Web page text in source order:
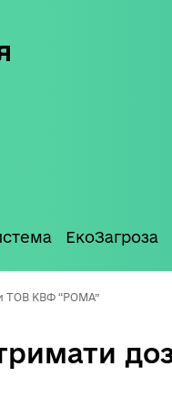
ЕкоЗагроза
ТОВ КВФ “РОМА”